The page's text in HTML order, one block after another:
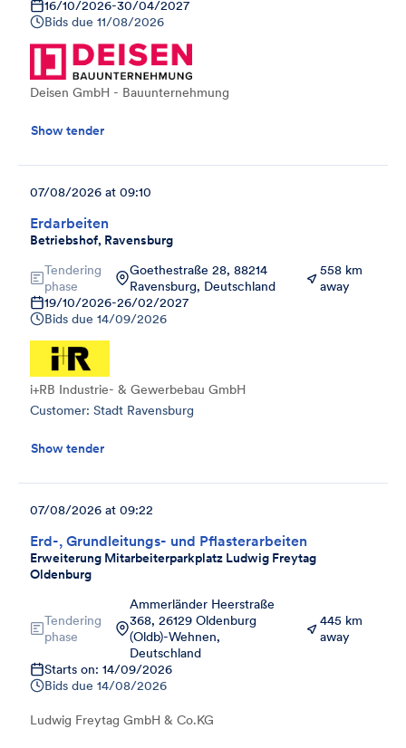
16/10/2026-30/04/2027
Bids due 11/08/2026
Deisen GmbH - Bauunternehmung
Show tender
Erdarbeiten
Betriebshof, Ravensburg
07/08/2026 at 09:10
Tendering
phase
Goethestraße 28, 88214
Ravensburg, Deutschland
558 km
away
19/10/2026-26/02/2027
Bids due 14/09/2026
i+RB Industrie- & Gewerbebau GmbH
Customer: Stadt Ravensburg
Show tender
Erd-, Grundleitungs- und Pflasterarbeiten
Erweiterung Mitarbeiterparkplatz Ludwig Freytag
Oldenburg
07/08/2026 at 09:22
Tendering
phase
Ammerländer Heerstraße
368, 26129 Oldenburg
(Oldb)-Wehnen,
Deutschland
445 km
away
Starts on: 14/09/2026
Bids due 14/08/2026
Ludwig Freytag GmbH & Co.KG